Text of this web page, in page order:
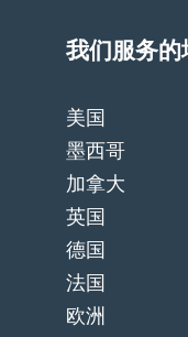
我们服务的
美国
墨西哥
加拿大
英国
德国
法国
欧洲